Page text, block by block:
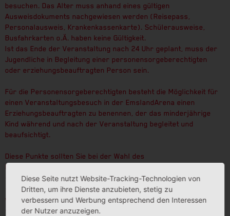
besuchen. Das Alter muss anhand eines gültigen
Ausweisdokuments nachgewiesen werden (Reisepass,
Personalausweis, Krankenkassenkarte). Schülerausweise,
Busfahrkarten o.Ä. haben keine Gültigkeit.
Ist das Ende der Veranstaltung nach 24 Uhr geplant, muss der
Jugendliche in Begleitung einer personensorgeberechtigten
oder erziehungsbeauftragten Person sein.
Für die Personensorgeberechtigten besteht die Möglichkeit für
einen Veranstaltungsbesuch in der EmslandArena einen
Erziehungsbeauftragten zu benennen, der das minderjährige
Kind während und nach der Veranstaltung begleitet und
beaufsichtigt.
Diese Punkte sollten Sie bei der Wahl des
Erziehungsbeauftragten beachten:
• die erziehungsbeauftragte Person muss volljährig sein
• die erziehungsbeauftragte Person muss der
verantwortungsvollen Aufgabe gewachsen sein
• beim abendlichen Veranstaltungsbesuch muss die Heimfahrt
Diese Seite nutzt Website-Tracking-Technologien von
Dritten, um ihre Dienste anzubieten, stetig zu
verbessern und Werbung entsprechend den Interessen
der Nutzer anzuzeigen.